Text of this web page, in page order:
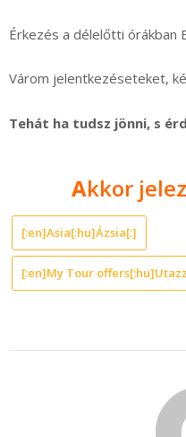
Érkezés a délelőtti órákban
Várom jelentkezéseteket,
Tehát ha tudsz jönni, s
Akkor
[:en]Asia[:hu]Ázsia[:]
[:en]My Tour